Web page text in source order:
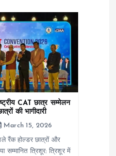
CAT छात्र सम्मेलन
की भागीदारी
March 15, 2026
रैंक होल्डर छात्रों और
सम्मानित त्रिशूर: त्रिशूर में